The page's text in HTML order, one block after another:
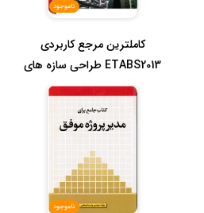
ناموجود
کاملترین مرجع کاربردی
ETABS2013 طراحی سازه های
فولادی ...
ناموجود